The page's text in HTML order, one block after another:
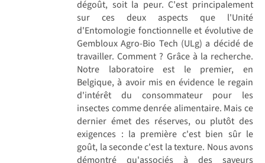
dégoût, soit la peur. C'est principalement
sur ces deux aspects que l'Unité
d'Entomologie fonctionnelle et évolutive de
Gembloux Agro-Bio Tech (ULg) a décidé de
travailler. Comment ? Grâce à la recherche.
Notre laboratoire est le premier, en
Belgique, à avoir mis en évidence le regain
d'intérêt du consommateur pour les
insectes comme denrée alimentaire. Mais ce
dernier émet des réserves, ou plutôt des
exigences : la première c'est bien sûr le
goût, la seconde c'est la texture. Nous avons
démontré qu'associés à des saveurs